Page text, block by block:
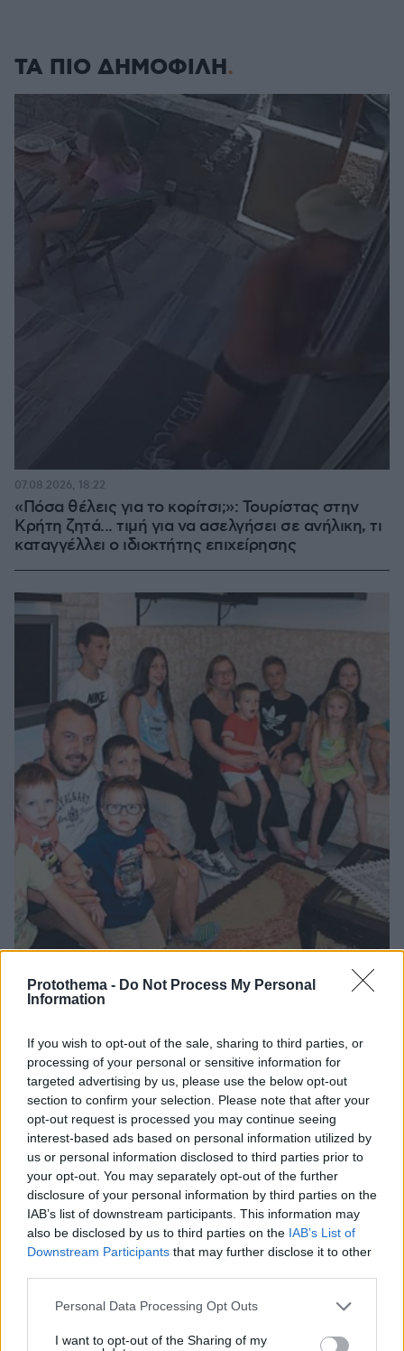
Protothema - Do Not Process My Personal
Information
If you wish to opt-out of the sale, sharing to third parties, or
processing of your personal or sensitive information for
targeted advertising by us, please use the below opt-out
section to confirm your selection. Please note that after your
opt-out request is processed you may continue seeing
interest-based ads based on personal information utilized by
us or personal information disclosed to third parties prior to
your opt-out. You may separately opt-out of the further
disclosure of your personal information by third parties on the
IAB’s list of downstream participants. This information may
also be disclosed by us to third parties on the IAB’s List of
Downstream Participants that may further disclose it to other
Please note that this website/app uses one or more Google
not limited to your visit or usage behaviour. You may click to
Personal Data Processing Opt Outs
I want to opt-out of the Sharing of my
ΤΑ ΠΙΟ ΔΗΜΟΦΙΛΗ
«Πόσα θέλεις για το κορίτσι;»: Τουρίστας στην
Κρήτη ζητά... τιμή για να ασελγήσει σε ανήλικη, τι
καταγγέλλει ο ιδιοκτήτης επιχείρησης
07.08.2026, 18:22
Είδος υπό εξαφάνιση οι υπερπολύτεκνοι στην
τα επιδόματα, η καθημερινότητά τους
07.08.2026, 15:59